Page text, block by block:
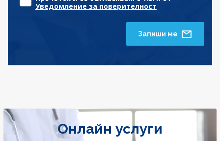
Уведомление за поверителност
Запиши ме
Онлайн услуги